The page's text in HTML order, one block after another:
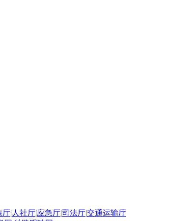
厅| 人社厅|应急厅|司法厅|交通运输厅